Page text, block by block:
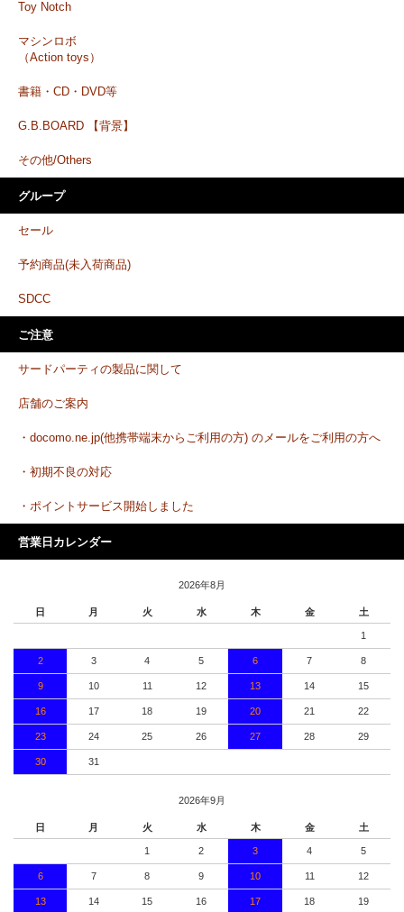
Toy Notch
マシンロボ
（Action toys）
書籍・CD・DVD等
G.B.BOARD 【背景】
その他/Others
グループ
セール
予約商品(未入荷商品)
SDCC
ご注意
サードパーティの製品に関して
店舗のご案内
・docomo.ne.jp(他携帯端末からご利用の方) のメールをご利用の方へ
・初期不良の対応
・ポイントサービス開始しました
営業日カレンダー
2026年8月
日 月 火 水 木 金 土
1
2 3 4 5 6 7 8
9 10 11 12 13 14 15
16 17 18 19 20 21 22
23 24 25 26 27 28 29
30 31
2026年9月
日 月 火 水 木 金 土
1 2 3 4 5
6 7 8 9 10 11 12
13 14 15 16 17 18 19